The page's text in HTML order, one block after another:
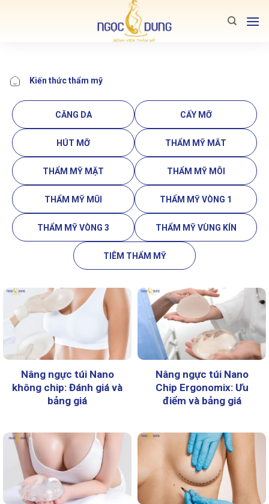
Kiến thức thẩm mỹ
CĂNG DA CẤY MỠ
HÚT MỠ THẨM MỸ MẮT
THẨM MỸ MẶT THẨM MỸ MÔI
THẨM MỸ MŨI THẨM MỸ VÒNG 1
THẨM MỸ VÒNG 3 THẨM MỸ VÙNG KÍN
TIÊM THẨM MỸ
Nâng ngực túi Nano
không chip: Đánh giá và
bảng giá
Nâng ngực túi Nano
Chip Ergonomix: Ưu
điểm và bảng giá